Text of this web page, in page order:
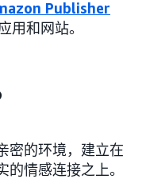
Publisher
用和网站。
密的环境，建立在
情感连接之上。